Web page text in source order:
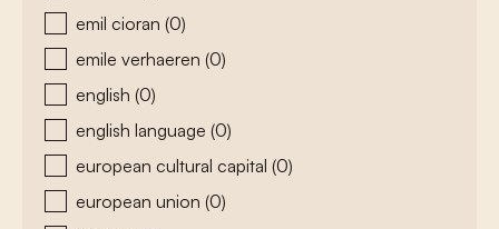
emil cioran (0)
emile verhaeren (0)
english (0)
english language (0)
european cultural capital (0)
european union (0)